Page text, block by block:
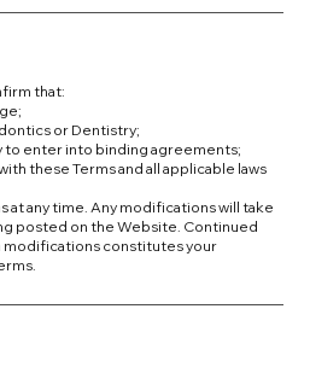
that:
or Dentistry;
to enter into binding agreements;
these Terms and all applicable laws
at any time. Any modifications will take
posted on the Website. Continued
modifications constitutes your